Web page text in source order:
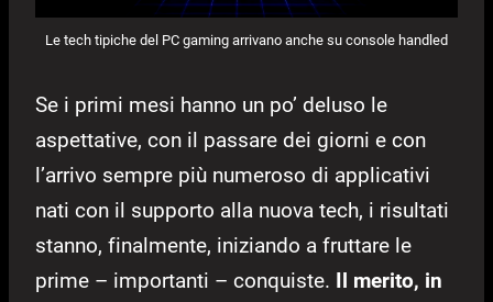
Le tech tipiche del PC gaming arrivano anche su console handled
Se i primi mesi hanno un po’ deluso le
aspettative, con il passare dei giorni e con
l’arrivo sempre più numeroso di applicativi
nati con il supporto alla nuova tech, i risultati
stanno, finalmente, iniziando a fruttare le
prime – importanti – conquiste. Il merito, in